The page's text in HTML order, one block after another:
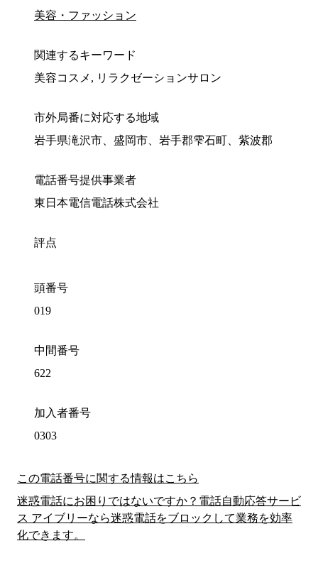
美容・ファッション
関連するキーワード
美容コスメ, リラクゼーションサロン
市外局番に対応する地域
岩手県滝沢市、盛岡市、岩手郡雫石町、紫波郡
電話番号提供事業者
東日本電信電話株式会社
評点
頭番号
019
中間番号
622
加入者番号
0303
この電話番号に関する情報はこちら
迷惑電話にお困りではないですか？電話自動応答サービ
ス アイブリーなら迷惑電話をブロックして業務を効率
化できます。